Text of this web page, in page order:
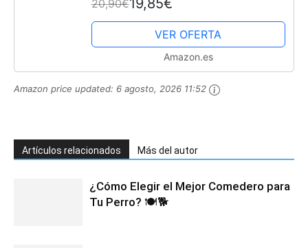
20,90€19,85€
VER OFERTA
Amazon.es
Amazon price updated: 6 agosto, 2026 11:52
Artículos relacionados Más del autor
¿Cómo Elegir el Mejor Comedero para
Tu Perro? 🍽️🐕